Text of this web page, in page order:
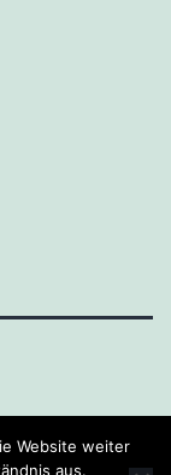
Website weiter
aus.